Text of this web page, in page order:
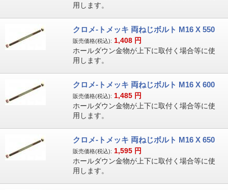
用します。
クロメ-トメッキ 両ねじボルト M16 X 550
販売価格(税込): 1,408 円
ホールダウン金物が上下に取付く場合等に使
用します。
クロメ-トメッキ 両ねじボルト M16 X 600
販売価格(税込): 1,485 円
ホールダウン金物が上下に取付く場合等に使
用します。
クロメ-トメッキ 両ねじボルト M16 X 650
販売価格(税込): 1,595 円
ホールダウン金物が上下に取付く場合等に使
用します。